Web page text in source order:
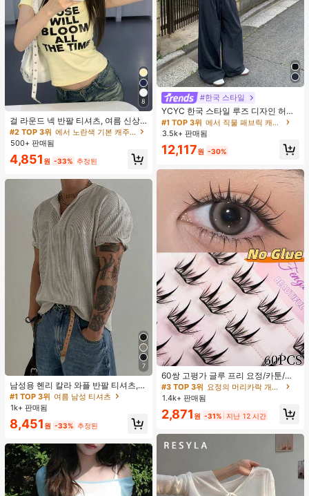
8
걸 라운드 넥 반팔 티셔츠, 여름 신상
레터 프린트, 아메리칸 핫걸 스타일,
패션 캐주얼 다용도 슬림핏 크롭 탑 옐
로우
#2 TOP 3위
에서 노란색 기본 캐주얼 티셔츠
500+ 판매됨
4,851 원 -33% 추정된
7
남성용 헨리 칼라 와플 반팔 티셔츠,
가볍고 통기성이 좋은 기본 티, 미국
미니멀리스트 스타일, 올 시즌
#1 TOP 3위 여름 남성 티셔츠
1k+ 판매됨
8,451 원 -33% 추정된
#한국 스타일
YCYC 한국 스타일 루즈 디자인 허리
밴드 얇은 스트레이트 레그 캐주얼 스
포츠 팬츠
#1 TOP 3위
거의 매진!
#1 TOP 3위
에서 직물 패브릭 캐주얼 바지
거의 매진!
#1 TOP 3위
에서 직물 패브릭 캐주얼 바지
거의 매진!
#1 TOP 3위
거의 매진!
3.5k+ 판매됨
12,117원 -30%
60쌍 고평가 글루 프리 요정/카툰/한
국 스타일 속눈썹, 글루 필요 없는 인
조 속눈썹, C컬, 자연스럽게 확대되고
매력적인 눈, 초보자 친화적, 재사용
가능, DIY 속눈썹 연장, 한국 속눈썹,
적용하기 쉬움, 고성능 속눈썹, 가볍고
편안함. 일상복, 데이트, 파티 등에 적
합. 여자친구, 가장 친한 친구, 발렌타
인 데이/크리스마스 선물로 좋습니다.
#3 TOP 3위
요정의 머리카락 개별 속눈썹
1.4k+ 판매됨
2,871 원 -31% 지난 12 시간